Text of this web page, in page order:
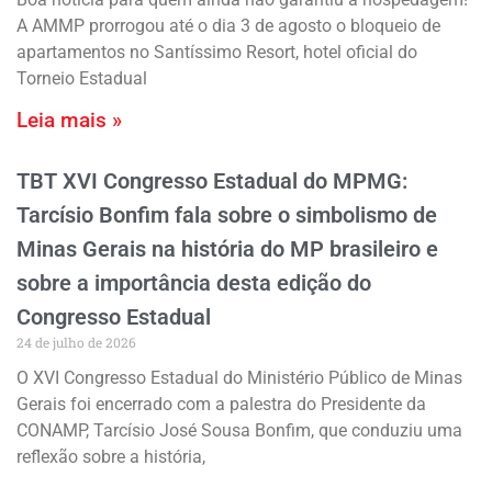
A AMMP prorrogou até o dia 3 de agosto o bloqueio de
apartamentos no Santíssimo Resort, hotel oficial do
Torneio Estadual
Leia mais »
TBT XVI Congresso Estadual do MPMG:
Tarcísio Bonfim fala sobre o simbolismo de
Minas Gerais na história do MP brasileiro e
sobre a importância desta edição do
Congresso Estadual
24 de julho de 2026
O XVI Congresso Estadual do Ministério Público de Minas
Gerais foi encerrado com a palestra do Presidente da
CONAMP, Tarcísio José Sousa Bonfim, que conduziu uma
reflexão sobre a história,